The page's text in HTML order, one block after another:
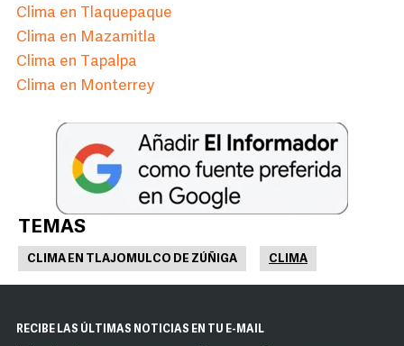
Clima en Tlaquepaque
Clima en Mazamitla
Clima en Tapalpa
Clima en Monterrey
TEMAS
CLIMA EN TLAJOMULCO DE ZÚÑIGA CLIMA
RECIBE LAS ÚLTIMAS NOTICIAS EN TU E-MAIL